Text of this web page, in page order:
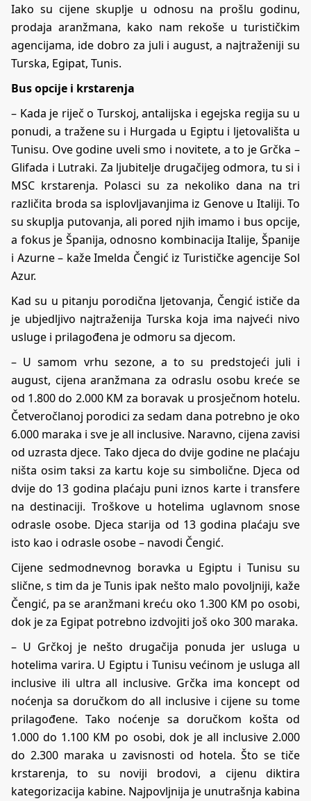
Iako su cijene skuplje u odnosu na prošlu godinu,
prodaja aranžmana, kako nam rekoše u turističkim
agencijama, ide dobro za juli i august, a najtraženiji su
Turska, Egipat, Tunis.
Bus opcije i krstarenja
– Kada je riječ o Turskoj, antalijska i egejska regija su u
ponudi, a tražene su i Hurgada u Egiptu i ljetovališta u
Tunisu. Ove godine uveli smo i novitete, a to je Grčka –
Glifada i Lutraki. Za ljubitelje drugačijeg odmora, tu si i
MSC krstarenja. Polasci su za nekoliko dana na tri
različita broda sa isplovljavanjima iz Genove u Italiji. To
su skuplja putovanja, ali pored njih imamo i bus opcije,
a fokus je Španija, odnosno kombinacija Italije, Španije
i Azurne – kaže Imelda Čengić iz Turističke agencije Sol
Azur.
Kad su u pitanju porodična ljetovanja, Čengić ističe da
je ubjedljivo najtraženija Turska koja ima najveći nivo
usluge i prilagođena je odmoru sa djecom.
– U samom vrhu sezone, a to su predstojeći juli i
august, cijena aranžmana za odraslu osobu kreće se
od 1.800 do 2.000 KM za boravak u prosječnom hotelu.
Četveročlanoj porodici za sedam dana potrebno je oko
6.000 maraka i sve je all inclusive. Naravno, cijena zavisi
od uzrasta djece. Tako djeca do dvije godine ne plaćaju
ništa osim taksi za kartu koje su simbolične. Djeca od
dvije do 13 godina plaćaju puni iznos karte i transfere
na destinaciji. Troškove u hotelima uglavnom snose
odrasle osobe. Djeca starija od 13 godina plaćaju sve
isto kao i odrasle osobe – navodi Čengić.
Cijene sedmodnevnog boravka u Egiptu i Tunisu su
slične, s tim da je Tunis ipak nešto malo povoljniji, kaže
Čengić, pa se aranžmani kreću oko 1.300 KM po osobi,
dok je za Egipat potrebno izdvojiti još oko 300 maraka.
– U Grčkoj je nešto drugačija ponuda jer usluga u
hotelima varira. U Egiptu i Tunisu većinom je usluga all
inclusive ili ultra all inclusive. Grčka ima koncept od
noćenja sa doručkom do all inclusive i cijene su tome
prilagođene. Tako noćenje sa doručkom košta od
1.000 do 1.100 KM po osobi, dok je all inclusive 2.000
do 2.300 maraka u zavisnosti od hotela. Što se tiče
krstarenja, to su noviji brodovi, a cijenu diktira
kategorizacija kabine. Najpovljnija je unutrašnja kabina